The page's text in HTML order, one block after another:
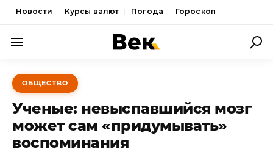
Новости Курсы валют Погода Гороскоп
ПОЛИТИКА
ЭКОНОМИКА
ОБЩЕСТВО
СПОРТ
ОБЩЕСТВО
Ученые: невыспавшийся мозг
может сам «придумывать»
воспоминания